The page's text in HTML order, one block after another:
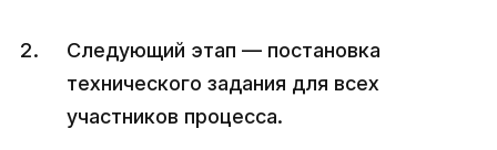
Следующий этап — постановка
технического задания для всех
участников процесса.